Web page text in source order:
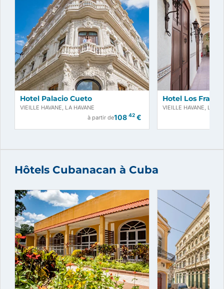
Plus de 300 hôtels à Cuba à
imbattables.
Réservez
Hotel Palacio Cueto
VIEILLE HAVANE, LA HAVANE
à partir de108 42€
Hotel Los Frailes
VIEILLE HAVANE, LA
Hôtels Cubanacan à Cuba